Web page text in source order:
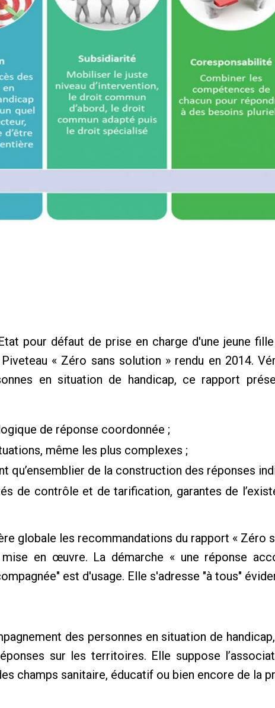
pour défaut de prise en charge d'une jeune
« Zéro sans solution » rendu en 2014.
en situation de handicap, ce rapport
de réponse coordonnée ;
même les plus complexes ;
qu’ensemblier de la construction des réponses
de contrôle et de tarification, garantes de
globale les recommandations du rapport « Zéro
en œuvre. La démarche « une réponse
est d'usage. Elle s'adresse "à tous"
des personnes en situation de
sur les territoires. Elle suppose
champs sanitaire, éducatif ou bien encore de la